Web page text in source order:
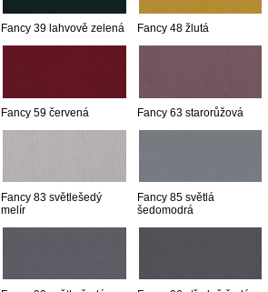
Fancy 39 lahvově zelená Fancy 48 žlutá
Fancy 59 červená Fancy 63 starorůžová
Fancy 83 světlešedý
melír
Fancy 85 světlá
šedomodrá